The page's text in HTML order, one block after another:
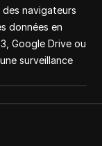
navigateurs
données en
Google Drive ou
surveillance